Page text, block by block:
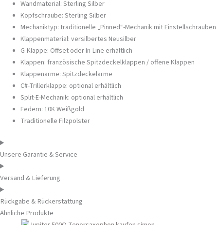
Wandmaterial: Sterling Silber
Kopfschraube: Sterling Silber
Mechaniktyp: traditionelle „Pinned“-Mechanik mit Einstellschrauben
Klappenmaterial: versilbertes Neusilber
G-Klappe: Offset oder In-Line erhältlich
Klappen: französische Spitzdeckelklappen / offene Klappen
Klappenarme: Spitzdeckelarme
C#-Trillerklappe: optional erhältlich
Split-E-Mechanik: optional erhältlich
Federn: 10K Weißgold
Traditionelle Filzpolster
Unsere Garantie & Service
Versand & Lieferung
Rückgabe & Rückerstattung
Ähnliche Produkte